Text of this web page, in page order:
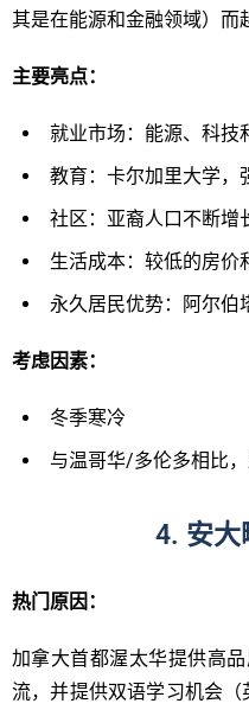
其是在能源和金融领域）而
主要亮点：
就业市场：能源、科技
教育：卡尔加里大学，
社区：亚裔人口不断增
生活成本：较低的房价
永久居民优势：阿尔伯
考虑因素：
冬季寒冷
与温哥华/多伦多相比
4. 安大
热门原因：
加拿大首都渥太华提供高
流，并提供双语学习机会